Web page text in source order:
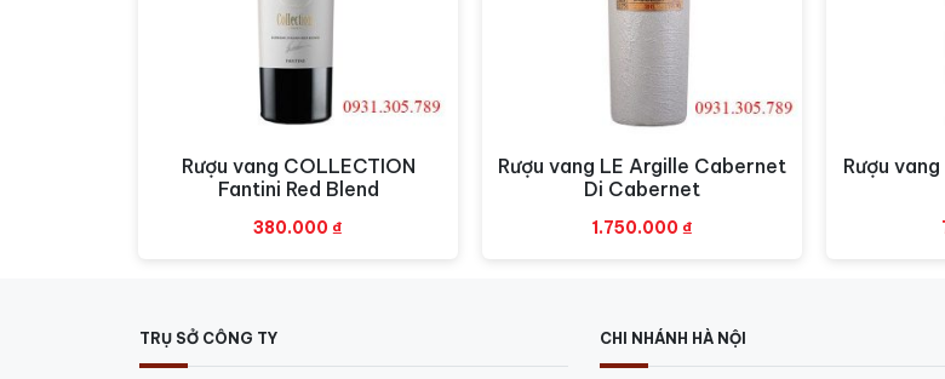
rượu vang, mang lại trải nghiệm thưởng thức tốt nhất cho bạn. Hãy sử dụng ly rượu
không khí và phát triển toàn diện hương vị của nó.
Xem nhanh
Rượu vang COLLECTION
Fantini Red Blend
380.000 ₫
Xem nhanh
Rượu vang LE Argille Cabernet
Di Cabernet
1.750.000 ₫
Rượu
TRỤ SỞ CÔNG TY CHI NHÁNH HÀ NỘI